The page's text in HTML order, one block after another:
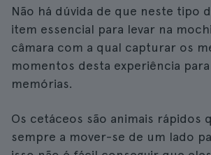
Não há dúvida de que neste tipo
item essencial para levar na
câmara com a qual capturar os
momentos desta experiência para
memórias.
Os cetáceos são animais rápidos
sempre a mover-se de um lado